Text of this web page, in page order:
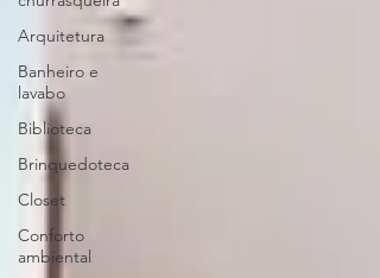
Arquitetura
Banheiro e
lavabo
Biblioteca
Brinquedoteca
Closet
Conforto
ambiental